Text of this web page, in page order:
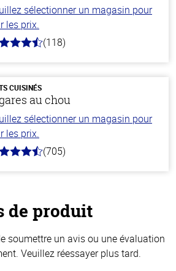
sélectionner un magasin pour
les prix.
(118)
CUISINÉS
au chou
sélectionner un magasin pour
les prix.
(705)
de produit
soumettre un avis ou une évaluation
Veuillez réessayer plus tard.